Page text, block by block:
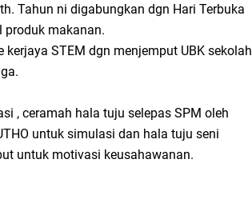
Tahun ni digabungkan dgn Hari Terbuka
produk makanan.
STEM dgn menjemput UBK sekolah
, ceramah hala tuju selepas SPM oleh
untuk simulasi dan hala tuju seni
untuk motivasi keusahawanan.